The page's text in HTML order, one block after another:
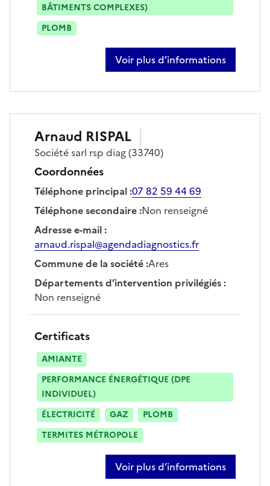
BÂTIMENTS COMPLEXES)
PLOMB
Voir plus d’informations
sur thierry van oost
Arnaud RISPAL
Sociétésarl rsp diag(33740)
Coordonnées
Téléphone principal:07 82 59 44 69
Téléphone secondaire:Non renseigné
Adresse e-mail:
arnaud.rispal@agendadiagnostics.fr
Commune de la société:Ares
Départements d’intervention privilégiés:
Non renseigné
Certificats
AMIANTE
PERFORMANCE ÉNERGÉTIQUE (DPE
INDIVIDUEL)
ÉLECTRICITÉ
GAZ
PLOMB
TERMITES MÉTROPOLE
Voir plus d’informations
sur arnaud rispal